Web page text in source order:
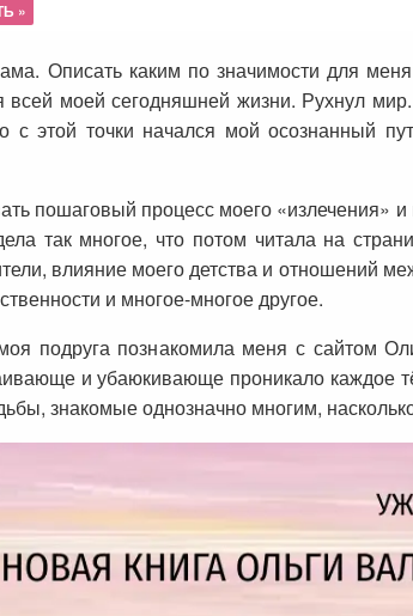
»
Описать каким по значимости для
всей моей сегодняшней жизни. Рухнул
этой точки начался мой осознанный
пошаговый процесс моего «излечения»
так многое, что потом читала на
влияние моего детства и отношений
и многое-многое другое.
подруга познакомила меня с сайтом
и убаюкивающе проникало каждое
знакомые однозначно многим,